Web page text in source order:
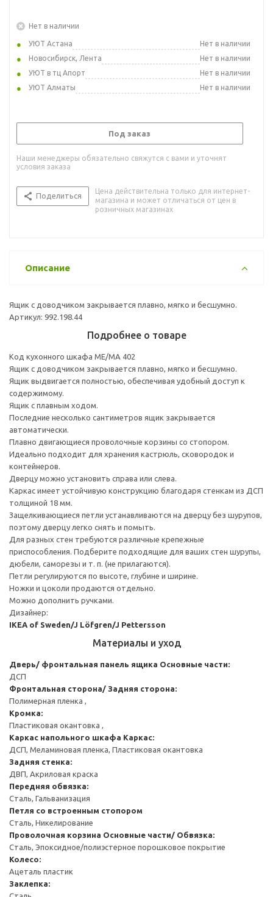
Нет в наличии
УЮТ Астана
Нет в наличии
Новосибирск, Лента
Нет в наличии
УЮТ в тц Апорт
Нет в наличии
УЮТ Алматы
Нет в наличии
Под заказ
Наши менеджеры обязательно свяжутся с вами и уточнят
условия заказа
Поделиться
Цена действительна только для интернет-
магазина и может отличаться от цен в
розничных магазинах
Описание
Ящик с доводчиком закрывается плавно, мягко и бесшумно.
Артикул: 992.198.44
Подробнее о товаре
Код кухонного шкафа ME/MA 402
Ящик с доводчиком закрывается плавно, мягко и бесшумно.
Ящик выдвигается полностью, обеспечивая удобный доступ к
содержимому.
Ящик с плавным ходом.
Последние несколько сантиметров ящик закрывается
автоматически.
Плавно двигающиеся проволочные корзины со стопором.
Идеально подходит для хранения кастрюль, сковородок и
контейнеров.
Дверцу можно установить справа или слева.
Каркас имеет устойчивую конструкцию благодаря стенкам из ДСП
толщиной 18 мм.
Защелкивающиеся петли устанавливаются на дверцу без шурупов,
поэтому дверцу легко снять и помыть.
Для разных стен требуются различные крепежные
приспособления. Подберите подходящие для ваших стен шурупы,
дюбели, саморезы и т. п. (не прилагаются).
Петли регулируются по высоте, глубине и ширине.
Ножки и цоколи продаются отдельно.
Можно дополнить ручками.
Дизайнер:
IKEA of Sweden/J Löfgren/J Pettersson
Материалы и уход
Дверь/ фронтальная панель ящика Основные части:
ДСП
Фронтальная сторона/ Задняя сторона:
Полимерная пленка ,
Кромка:
Пластиковая окантовка ,
Каркас напольного шкафа Каркас:
ДСП, Меламиновая пленка, Пластиковая окантовка
Задняя стенка:
ДВП, Акриловая краска
Передняя обвязка:
Сталь, Гальванизация
Петля со встроенным стопором
Сталь, Никелирование
Проволочная корзина Основные части/ Обвязка:
Сталь, Эпоксидное/полиэстерное порошковое покрытие
Колесо:
Ацеталь пластик
Заклепка: